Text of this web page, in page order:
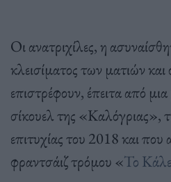
Οι ανατριχίλες, η
κλεισίματος των ματιών και
επιστρέφουν, έπειτα από
σίκουελ της «Καλόγριας»,
επιτυχίας του 2018 και που
φραντσάιζ τρόμου «Το